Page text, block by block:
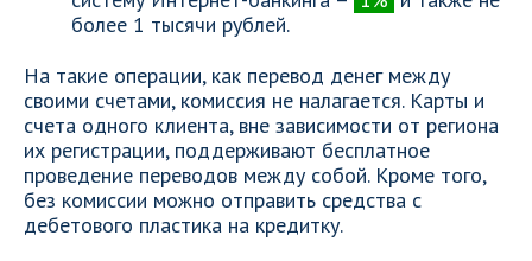
более 1 тысячи рублей.
На такие операции, как перевод денег между
своими счетами, комиссия не налагается. Карты и
счета одного клиента, вне зависимости от региона
их регистрации, поддерживают бесплатное
проведение переводов между собой. Кроме того,
без комиссии можно отправить средства с
дебетового пластика на кредитку.